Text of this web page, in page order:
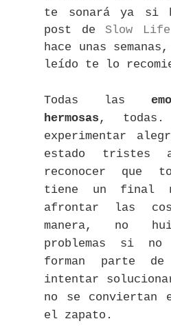
te sonará ya si
post de Slow Life
hace unas
leído te lo
Todas las
hermosas, todas.
experimentar
estado tristes
reconocer que
tiene un final
afrontar las
manera, no
problemas si no
forman parte
intentar
no se conviertan
el zapato.